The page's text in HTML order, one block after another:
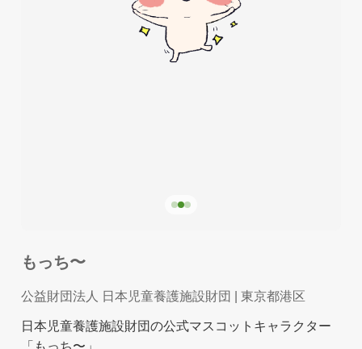
もっち〜
公益財団法人 日本児童養護施設財団 | 東京都港区
日本児童養護施設財団の公式マスコットキャラクター